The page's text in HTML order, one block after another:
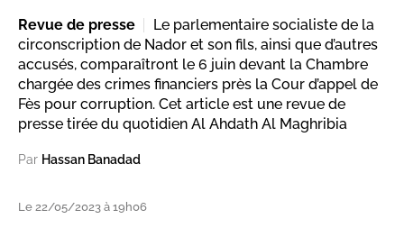
Revue de presse
Le parlementaire socialiste de la
circonscription de Nador et son fils, ainsi que d’autres
accusés, comparaîtront le 6 juin devant la Chambre
chargée des crimes financiers près la Cour d’appel de
Fès pour corruption. Cet article est une revue de
presse tirée du quotidien Al Ahdath Al Maghribia
Par Hassan Banadad
Le 22/05/2023 à 19h06